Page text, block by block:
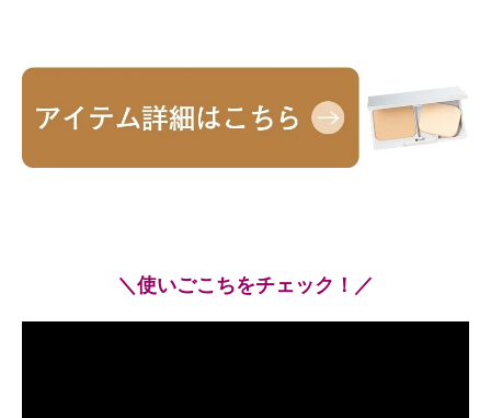
＼使いごこちをチェック！／